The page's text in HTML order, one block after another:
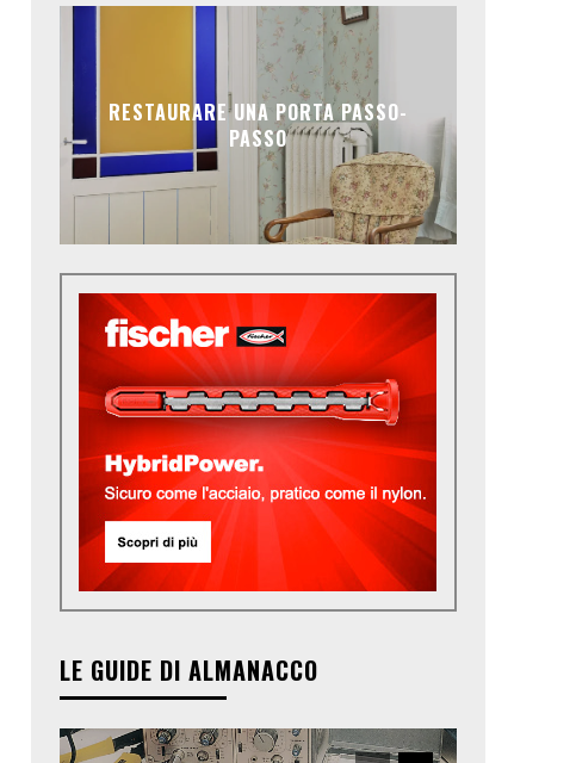
RESTAURARE UNA PORTA PASSO-
PASSO
LE GUIDE DI ALMANACCO